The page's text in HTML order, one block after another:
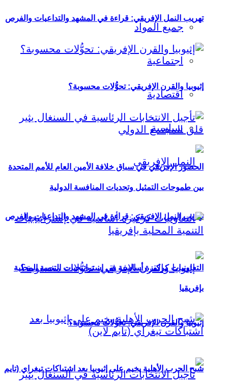
جميع المواد
اجتماعية
اقتصادية
سياسية
تهريب النمل الإفريقي: قراءة في المشهد والتداعيات والفرص
إثيوبيا والقرن الإفريقي: تحوُّلات محسوبة؟
تهريب النمل الإفريقي: قراءة في المشهد والتداعيات والفرص
إثيوبيا والقرن الإفريقي: تحوُّلات محسوبة؟
الحضور الإفريقي في سباق خلافة الأمين العام للأمم المتحدة
بين طموحات التمثيل وتحديات المنافسة الدولية
التعاونيات كركيزة أساسية في إستراتيجيات التنمية المحلية
بإفريقيا
شبح الحرب الأهلية يخيم على إثيوبيا بعد اشتباكات تيغراي (تايم